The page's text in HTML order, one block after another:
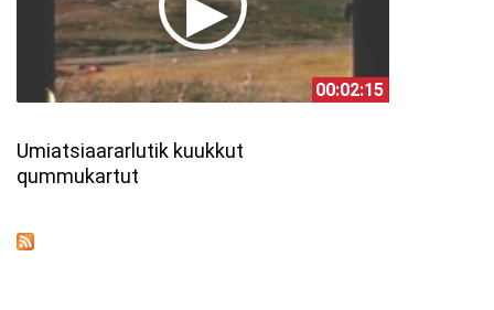
00:02:15
Umiatsiaararlutik kuukkut
qummukartut